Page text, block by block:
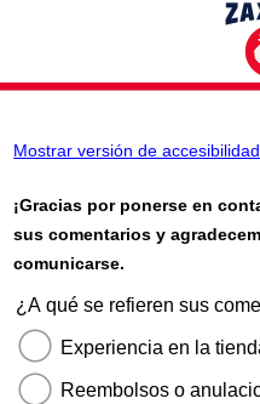
Mostrar versión de
¡Gracias por ponerse en
sus comentarios y
comunicarse.
¿A qué se refieren sus
Experiencia en la
Reembolsos o